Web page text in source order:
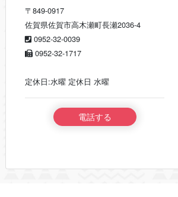
〒849-0917
佐賀県佐賀市高木瀬町長瀬2036-4
0952-32-0039
0952-32-1717
定休日:水曜 定休日 水曜
電話する